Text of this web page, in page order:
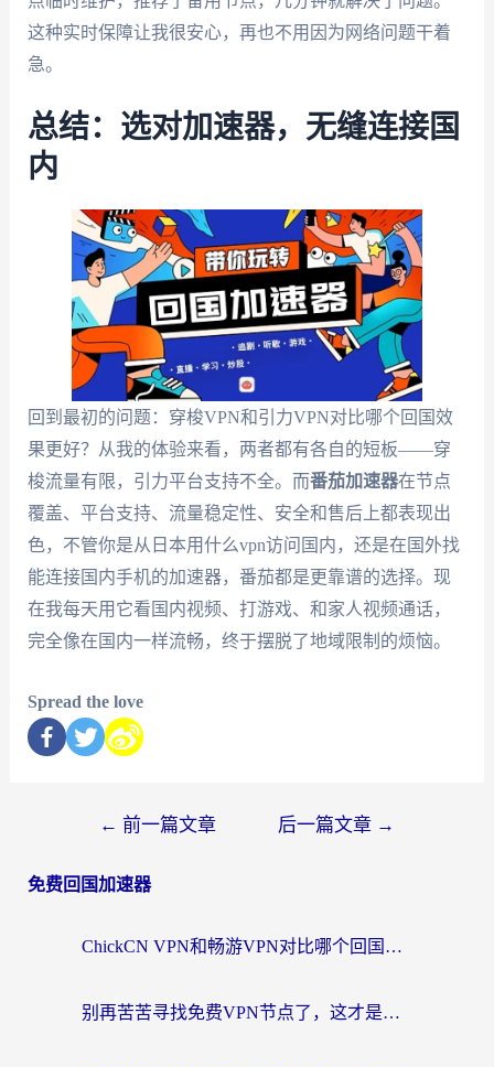
这种实时保障让我很安心，再也不用因为网络问题干着
急。
总结：选对加速器，无缝连接国
内
回到最初的问题：穿梭VPN和引力VPN对比哪个回国效
果更好？从我的体验来看，两者都有各自的短板——穿
梭流量有限，引力平台支持不全。而番茄加速器在节点
覆盖、平台支持、流量稳定性、安全和售后上都表现出
色，不管你是从日本用什么vpn访问国内，还是在国外找
能连接国内手机的加速器，番茄都是更靠谱的选择。现
在我每天用它看国内视频、打游戏、和家人视频通话，
完全像在国内一样流畅，终于摆脱了地域限制的烦恼。
Spread the love
← 前一篇文章 后一篇文章 →
免费回国加速器
ChickCN VPN和畅游VPN对比哪个回国效果更好？海外党必看的回国加速器选择指南
别再苦苦寻找免费VPN节点了，这才是海外访问国内资源的正确姿势